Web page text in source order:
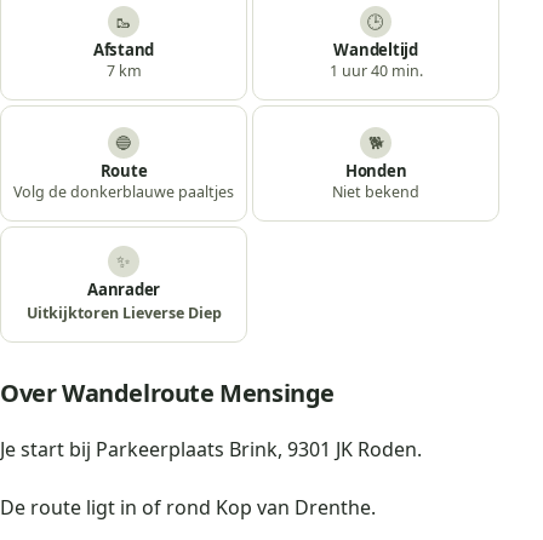
🥾
Afstand
7 km
🕒
Wandeltijd
1 uur 40 min.
🔵
Route
Volg de donkerblauwe paaltjes
🐕
Honden
Niet bekend
✨
Aanrader
Uitkijktoren Lieverse Diep
Over Wandelroute Mensinge
Je start bij Parkeerplaats Brink, 9301 JK Roden.
De route ligt in of rond Kop van Drenthe.